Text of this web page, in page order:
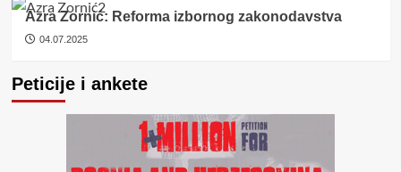
Azra Zornić: Reforma izbornog zakonodavstva
04.07.2025
Peticije i ankete